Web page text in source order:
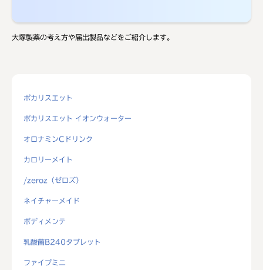
大塚製薬の考え方や届出製品などをご紹介します。
ポカリスエット
ポカリスエット イオンウォーター
オロナミンCドリンク
カロリーメイト
/zeroz（ゼロズ）
ネイチャーメイド
ボディメンテ
乳酸菌B240タブレット
ファイブミニ